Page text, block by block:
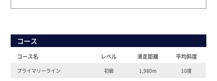
コース
コース名 レベル 滑走距離 平均斜度
プライマリーライン 初級 1,980m 10度